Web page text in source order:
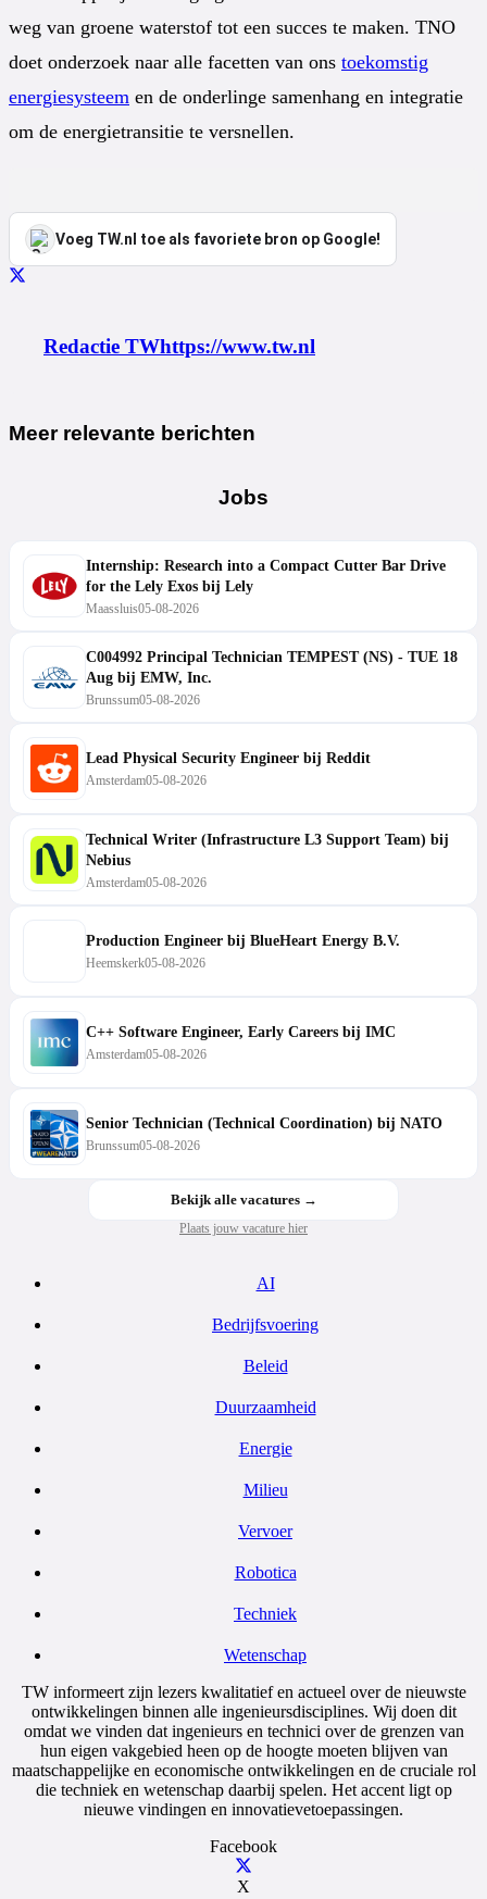
weg van groene waterstof tot een succes te maken. TNO
doet onderzoek naar alle facetten van ons toekomstig
energiesysteem en de onderlinge samenhang en integratie
om de energietransitie te versnellen.
Voeg TW.nl toe als favoriete bron op Google!
Redactie TWhttps://www.tw.nl
Meer relevante berichten
Jobs
Internship: Research into a Compact Cutter Bar Drive
for the Lely Exos bij Lely
Maassluis05-08-2026
C004992 Principal Technician TEMPEST (NS) - TUE 18
Aug bij EMW, Inc.
Brunssum05-08-2026
Lead Physical Security Engineer bij Reddit
Amsterdam05-08-2026
Technical Writer (Infrastructure L3 Support Team) bij
Nebius
Amsterdam05-08-2026
Production Engineer bij BlueHeart Energy B.V.
Heemskerk05-08-2026
C++ Software Engineer, Early Careers bij IMC
Amsterdam05-08-2026
Senior Technician (Technical Coordination) bij NATO
Brunssum05-08-2026
Bekijk alle vacatures →
Plaats jouw vacature hier
AI
Bedrijfsvoering
Beleid
Duurzaamheid
Energie
Milieu
Vervoer
Robotica
Techniek
Wetenschap
TW informeert zijn lezers kwalitatief en actueel over de nieuwste
ontwikkelingen binnen alle ingenieursdisciplines. Wij doen dit
omdat we vinden dat ingenieurs en technici over de grenzen van
hun eigen vakgebied heen op de hoogte moeten blijven van
maatschappelijke en economische ontwikkelingen en de cruciale rol
die techniek en wetenschap daarbij spelen. Het accent ligt op
nieuwe vindingen en innovatievetoepassingen.
Facebook
X